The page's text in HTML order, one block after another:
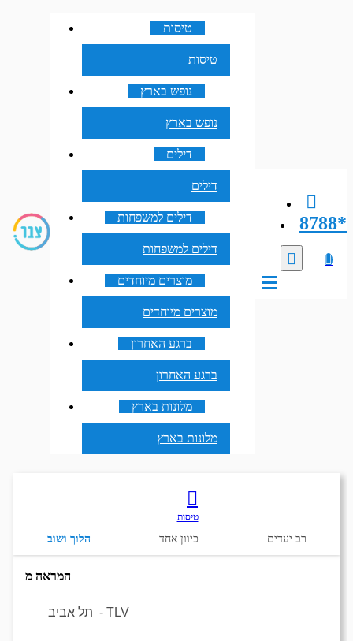
8788*
טיסות
טיסות
נופש בארץ
נופש בארץ
דילים
דילים
דילים למשפחות
דילים למשפחות
מוצרים מיוחדים
מוצרים מיוחדים
ברגע האחרון
ברגע האחרון
מלונות בארץ
מלונות בארץ
טיסות
הלוך ושוב כיוון אחד רב יעדים
המראה מ